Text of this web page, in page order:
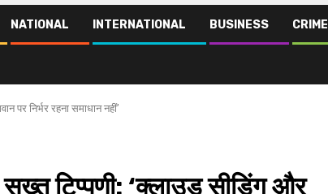
NATIONAL INTERNATIONAL BUSINESS CRIME
निर्भर रहना समाधान नहीं’
टिप्पणी: ‘क्लाउड सीडिंग और